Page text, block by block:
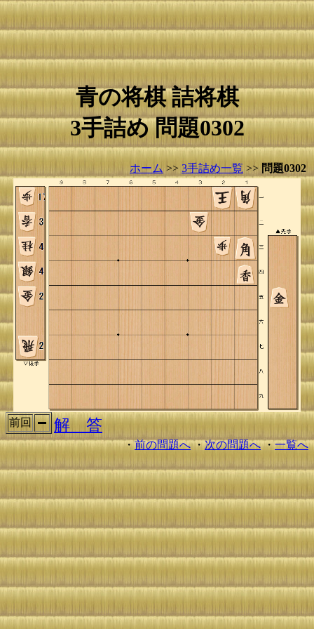
青の将棋 詰将棋
3手詰め 問題0302
ホーム >> 3手詰め一覧 >> 問題0302
前回 解 答
・前の問題へ・次の問題へ・一覧へ